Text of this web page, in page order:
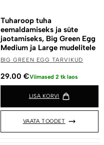
Tuharoop tuha
eemaldamiseks ja süte
jaotamiseks, Big Green Egg
Medium ja Large mudelitele
BIG GREEN EGG TARVIKUD
29.00 €Viimased 2 tk laos
LISA KORVI
VAATA TOODET